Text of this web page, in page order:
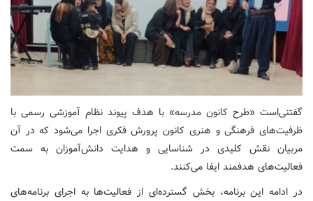
گفتنی‌است «طرح کانون مدرسه» با هدف پیوند نظام آموزشی رسمی با
ظرفیت‌های فرهنگی و هنری کانون پرورش فکری اجرا می‌شود که در آن
مربیان نقش کلیدی در شناسایی و هدایت دانش‌آموزان به سمت
فعالیت‌های هدفمند ایفا می‌کنند.
در ادامه این برنامه، بخش گسترده‌ای از فعالیت‌ها به اجرای برنامه‌های